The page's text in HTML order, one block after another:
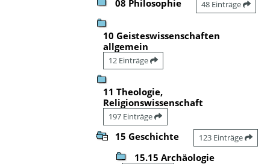
08 Philosophie 48 Einträge
10 Geisteswissenschaften
allgemein
12 Einträge
11 Theologie,
Religionswissenschaft
197 Einträge
15 Geschichte 123 Einträge
15.15 Archäologie